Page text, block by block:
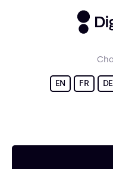
EN FR DE